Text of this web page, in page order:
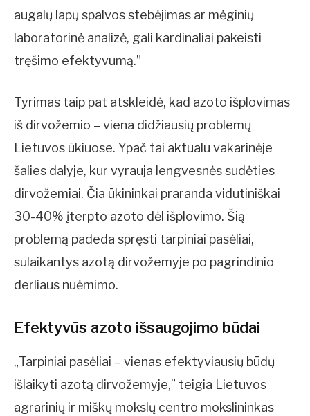
augalų lapų spalvos stebėjimas ar mėginių
laboratorinė analizė, gali kardinaliai pakeisti
tręšimo efektyvumą.”
Tyrimas taip pat atskleidė, kad azoto išplovimas
iš dirvožemio – viena didžiausių problemų
Lietuvos ūkiuose. Ypač tai aktualu vakarinėje
šalies dalyje, kur vyrauja lengvesnės sudėties
dirvožemiai. Čia ūkininkai praranda vidutiniškai
30-40% įterpto azoto dėl išplovimo. Šią
problemą padeda spręsti tarpiniai pasėliai,
sulaikantys azotą dirvožemyje po pagrindinio
derliaus nuėmimo.
Efektyvūs azoto išsaugojimo būdai
„Tarpiniai pasėliai – vienas efektyviausių būdų
išlaikyti azotą dirvožemyje,” teigia Lietuvos
agrarinių ir miškų mokslų centro mokslininkas